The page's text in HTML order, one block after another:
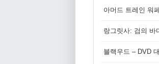
아머드 트레인 워
랑그릿사: 검의 바
블랙우드 – DVD